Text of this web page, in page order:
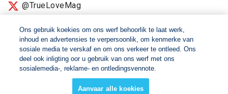
@TrueLoveMag
© 2026 Women of The Future All Rights Reserved
2025 Terms & Conditions
Ons gebruik koekies om ons werf behoorlik te laat werk,
inhoud en advertensies te verpersoonlik, om kenmerke van
sosiale media te verskaf en om ons verkeer te ontleed. Ons
deel ook inligting oor u gebruik van ons werf met ons
sosialemedia-, reklame- en ontledingsvennote.
Aanvaar alle koekies